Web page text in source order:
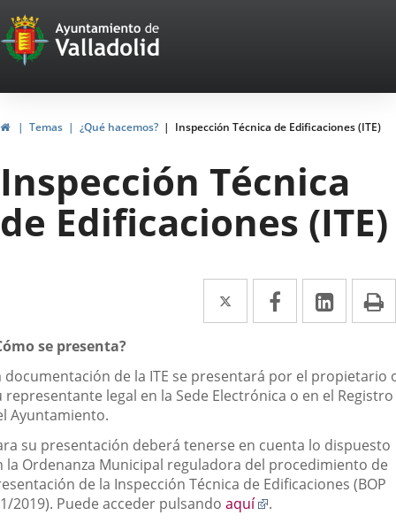
Portal
Web
del
Ayuntamiento
de
Valladolid
HomeTemas ¿Qué hacemos? Inspección Técnica de Edificaciones (ITE)
Inspección Técnica
de Edificaciones (ITE)
Twitter
Enlace
a
aplicación
Facebook
Enlace
a
aplicación
externa.
Enlace
a
se presenta?
documentación de la ITE se presentará por el propietario
representante legal en la Sede Electrónica o en el Registro
Ayuntamiento.
su presentación deberá tenerse en cuenta lo dispuesto
la Ordenanza Municipal reguladora del procedimiento de
de la Inspección Técnica de Edificaciones (BOP
2019). Puede acceder pulsando aquí
Enlace
.